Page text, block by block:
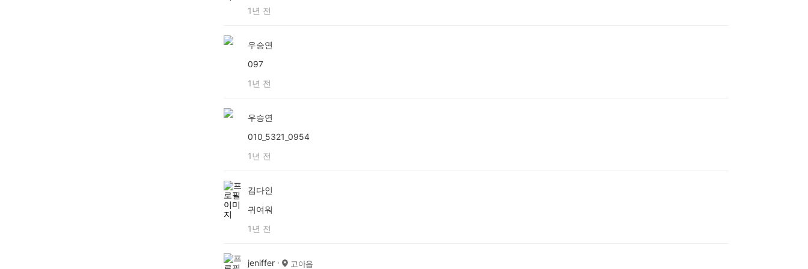
1년 전
우승연
097
1년 전
우승연
010_5321_0954
1년 전
김다인
귀여워
1년 전
jeniffer 고아읍